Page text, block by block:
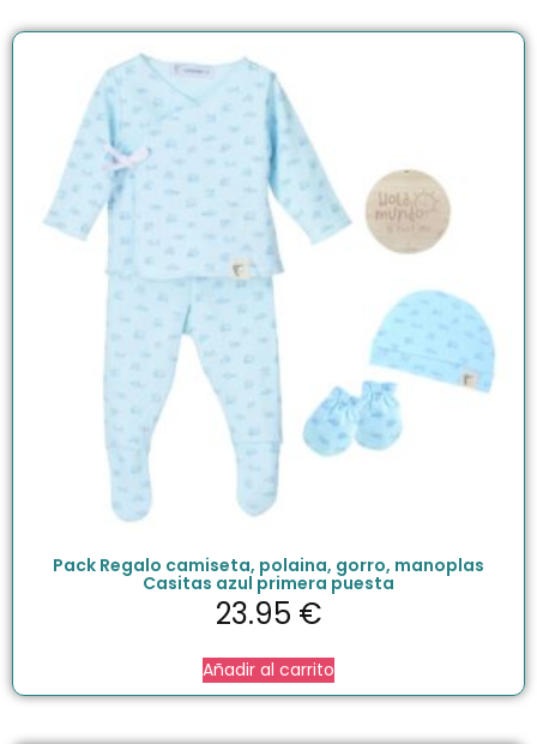
Pack Regalo camiseta, polaina, gorro, manoplas
Casitas azul primera puesta
23.95 €
Añadir al carrito